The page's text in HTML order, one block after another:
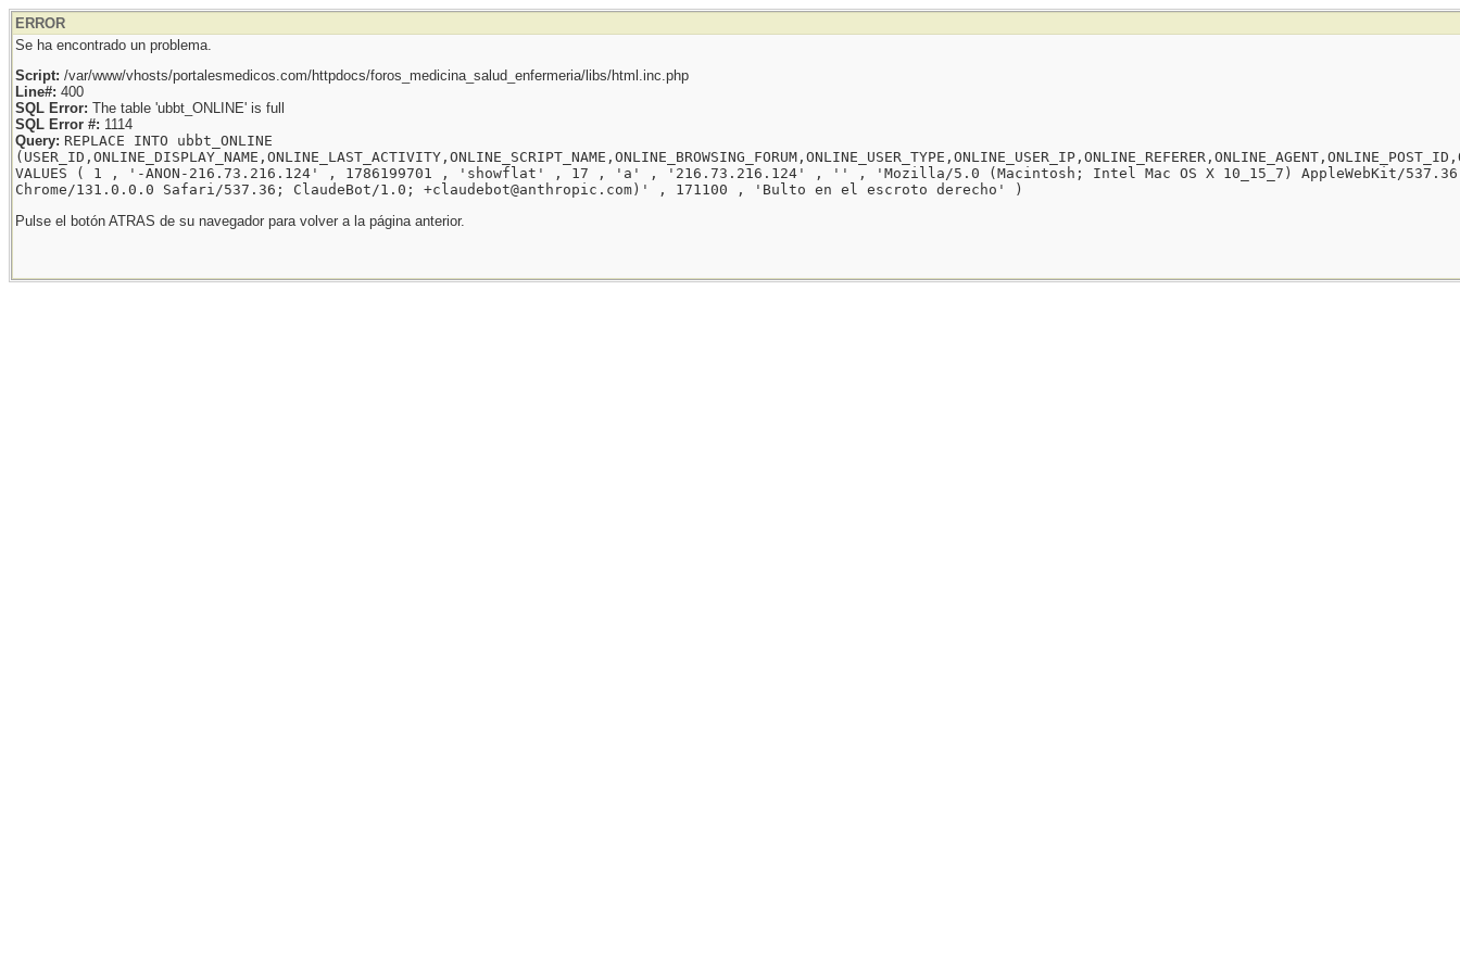
ERROR
Se ha encontrado un problema.
Script: /var/www/vhosts/portalesmedicos.com/httpdocs/foros_medicina_salud_enfermeria/libs/html.inc.php
Line#: 400
SQL Error: The table 'ubbt_ONLINE' is full
SQL Error #: 1114
Query: REPLACE INTO ubbt_ONLINE
VALUES ( 1 , '-ANON-216.73.216.124' , 1786199701 , 'showflat' , 17 , 'a' , '216.73.216.124' , '' , 'Mozilla/5.0 (Macintosh; Intel Mac OS X 10_15_7) AppleWebKit/537.36
Chrome/131.0.0.0 Safari/537.36; ClaudeBot/1.0; +claudebot@anthropic.com)' , 171100 , 'Bulto en el escroto derecho' )
Pulse el botón ATRAS de su navegador para volver a la página anterior.